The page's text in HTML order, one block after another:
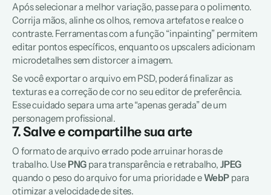
Após selecionar a melhor variação, passe para o polimento.
Corrija mãos, alinhe os olhos, remova artefatos e realce o
contraste. Ferramentas com a função “inpainting” permitem
editar pontos específicos, enquanto os upscalers adicionam
microdetalhes sem distorcer a imagem.
Se você exportar o arquivo em PSD, poderá finalizar as
texturas e a correção de cor no seu editor de preferência.
Esse cuidado separa uma arte “apenas gerada” de um
personagem profissional.
7. Salve e compartilhe sua arte
O formato de arquivo errado pode arruinar horas de
trabalho. Use PNG para transparência e retrabalho, JPEG
quando o peso do arquivo for uma prioridade e WebP para
otimizar a velocidade de sites.